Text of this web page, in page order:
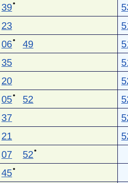
39●
23
06● 49
35
20
05● 52
37
21
07 52 ●
45●